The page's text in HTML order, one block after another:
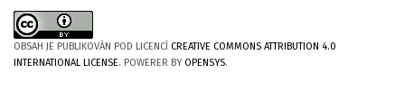
OBSAH JE PUBLIKOVÁN POD LICENCÍ CREATIVE COMMONS ATTRIBUTION 4.0
INTERNATIONAL LICENSE. POWERER BYOPENSYS.